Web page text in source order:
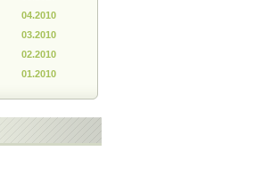
04.2010
03.2010
02.2010
01.2010